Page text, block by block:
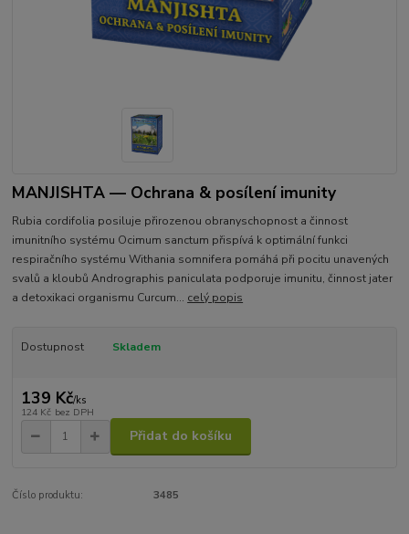
MANJISHTA — Ochrana & posílení imunity
Rubia cordifolia posiluje přirozenou obranyschopnost a činnost
imunitního systému Ocimum sanctum přispívá k optimální funkci
respiračního systému Withania somnifera pomáhá při pocitu unavených
svalů a kloubů Andrographis paniculata podporuje imunitu, činnost jater
a detoxikaci organismu Curcum... celý popis
Dostupnost Skladem
139 Kč/ks
124 Kč bez DPH
Přidat do košíku
Číslo produktu: 3485